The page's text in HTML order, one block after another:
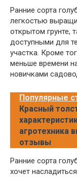
Ранние сорта
легкостью
открытом грунте,
доступными для
участка. Кроме
меньше времени
новичками
Популярные
Красный
агротехника
отзывы
Ранние сорта
хочет